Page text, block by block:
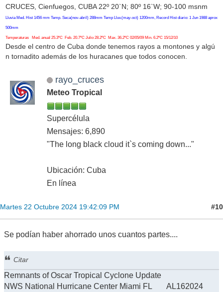
CRUCES, Cienfuegos, CUBA 22º 20`N; 80º 16`W; 90-100 msnm
Lluvia Med. Hist 1456 mm Temp. Seca(nov-abril) 288mm Temp Lluv.(may-oct) 1200mm, Record Hist diario: 1 Jun 1988 aprox
500mm
Temperaturas Med. anual 25.3ºC Feb. 20.7ºC Julio 28.2ºC Max. 36.2ºC 02/05/09 Min. 6.2ºC 15/12/10
Desde el centro de Cuba donde tenemos rayos a montones y algú
n tornadito además de los huracanes que todos conocen.
rayo_cruces
Meteo Tropical
Supercélula
Mensajes: 6,890
"The long black cloud it`s coming down..."
Ubicación: Cuba
En línea
Martes 22 Octubre 2024 19:42:09 PM #10
Se podían haber ahorrado unos cuantos partes....
Citar
Remnants of Oscar Tropical Cyclone Update
NWS National Hurricane Center Miami FL AL162024